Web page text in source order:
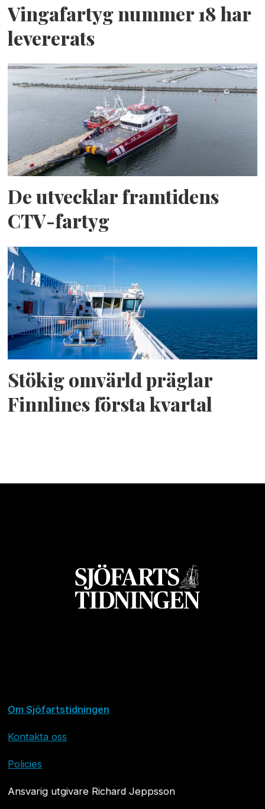
Vingafartyg nummer 18 har
levererats
De utvecklar framtidens
CTV-fartyg
Stökig omvärld präglar
Finnlines första kvartal
Om Sjöfartstidningen
Kontakta oss
Policies
Ansvarig utgivare Richard Jeppsson